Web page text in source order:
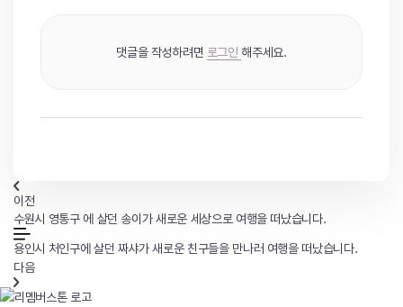
댓글을 작성하려면 로그인 해주세요.
이전
수원시 영통구 에 살던 송이가 새로운 세상으로 여행을 떠났습니다.
용인시 처인구에 살던 짜샤가 새로운 친구들을 만나러 여행을 떠났습니다.
다음